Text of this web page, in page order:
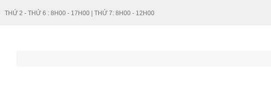
THỨ 2 - THỨ 6 : 8H00 - 17H00 | THỨ 7: 8H00 - 12H00